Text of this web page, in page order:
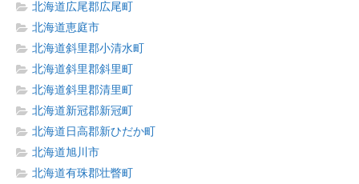
北海道広尾郡広尾町
北海道恵庭市
北海道斜里郡小清水町
北海道斜里郡斜里町
北海道斜里郡清里町
北海道新冠郡新冠町
北海道日高郡新ひだか町
北海道旭川市
北海道有珠郡壮瞥町